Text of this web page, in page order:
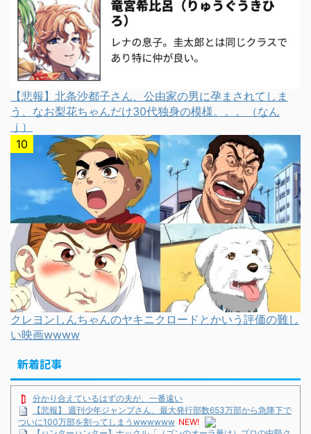
【悲報】北条沙都子さん、公由家の男に孕まされてしま
う、なお梨花ちゃんだけ30代独身の模様。。。（なん
ｊ）
クレヨンしんちゃんのヤキニクロードとかいう評価の難し
い映画wwww
新着記事
分かり合えているはずの夫が、一番遠い
【悲報】 週刊少年ジャンプさん、最大発行部数653万部から急降下で
ついに100万部を割ってしまうwwwwww NEW!